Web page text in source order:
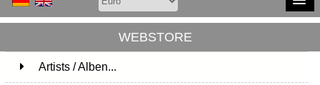
WEBSTORE
Artists / Alben...